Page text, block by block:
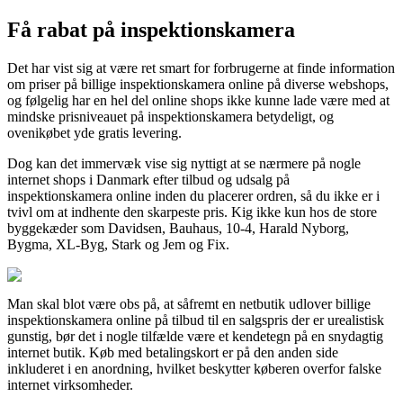
Få rabat på inspektionskamera
Det har vist sig at være ret smart for forbrugerne at finde information
om priser på billige inspektionskamera online på diverse webshops,
og følgelig har en hel del online shops ikke kunne lade være med at
mindske prisniveauet på inspektionskamera betydeligt, og
ovenikøbet yde gratis levering.
Dog kan det immervæk vise sig nyttigt at se nærmere på nogle
internet shops i Danmark efter tilbud og udsalg på
inspektionskamera online inden du placerer ordren, så du ikke er i
tvivl om at indhente den skarpeste pris. Kig ikke kun hos de store
byggekæder som Davidsen, Bauhaus, 10-4, Harald Nyborg,
Bygma, XL-Byg, Stark og Jem og Fix.
Man skal blot være obs på, at såfremt en netbutik udlover billige
inspektionskamera online på tilbud til en salgspris der er urealistisk
gunstig, bør det i nogle tilfælde være et kendetegn på en snydagtig
internet butik. Køb med betalingskort er på den anden side
inkluderet i en anordning, hvilket beskytter køberen overfor falske
internet virksomheder.